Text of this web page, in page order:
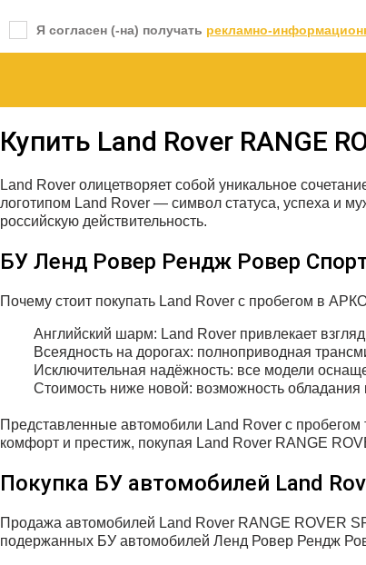
Я согласен (-на) получать рекламно-
Купить Land Rover RANGE
Land Rover олицетворяет собой уникальное
логотипом Land Rover — символ статуса, успеха и
российскую действительность.
БУ Ленд Ровер Рендж Ровер
Почему стоит покупать Land Rover с пробегом в
Английский шарм: Land Rover привлекает
Всеядность на дорогах: полноприводная
Исключительная надёжность: все модели
Стоимость ниже новой: возможность
Представленные автомобили Land Rover с
комфорт и престиж, покупая Land Rover RANGE
Покупка БУ автомобилей Land
Продажа автомобилей Land Rover RANGE ROVER
подержанных БУ автомобилей Ленд Ровер Рендж